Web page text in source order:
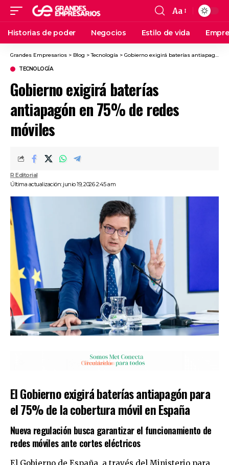
Aa
Historias de poder Negocios Estilo de vida
Grandes Empresarios > Blog >Tecnología > Gobierno exigirá baterías antiapagón en 75% de redes móviles
TECNOLOGÍA
Gobierno exigirá baterías
antiapagón en 75% de redes
móviles
Última actualización: junio 19, 2026 2:45 am
R Editorial
El Gobierno exigirá baterías antiapagón para
el 75% de la cobertura móvil en España
Nueva regulación busca garantizar el funcionamiento de
redes móviles ante cortes eléctricos
El Gobierno de España, a través del Ministerio para